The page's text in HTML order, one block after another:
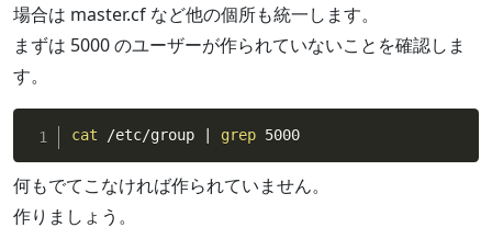
場合は master.cf など他の個所も統一します。
まずは 5000 のユーザーが作られていないことを確認しま
す。
cat /etc/group | grep 5000
何もでてこなければ作られていません。
作りましょう。